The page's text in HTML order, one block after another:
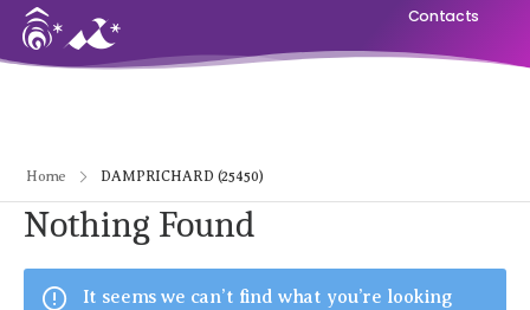
Contacts
Home DAMPRICHARD (25450)
Nothing Found
It seems we can’t find what you’re looking